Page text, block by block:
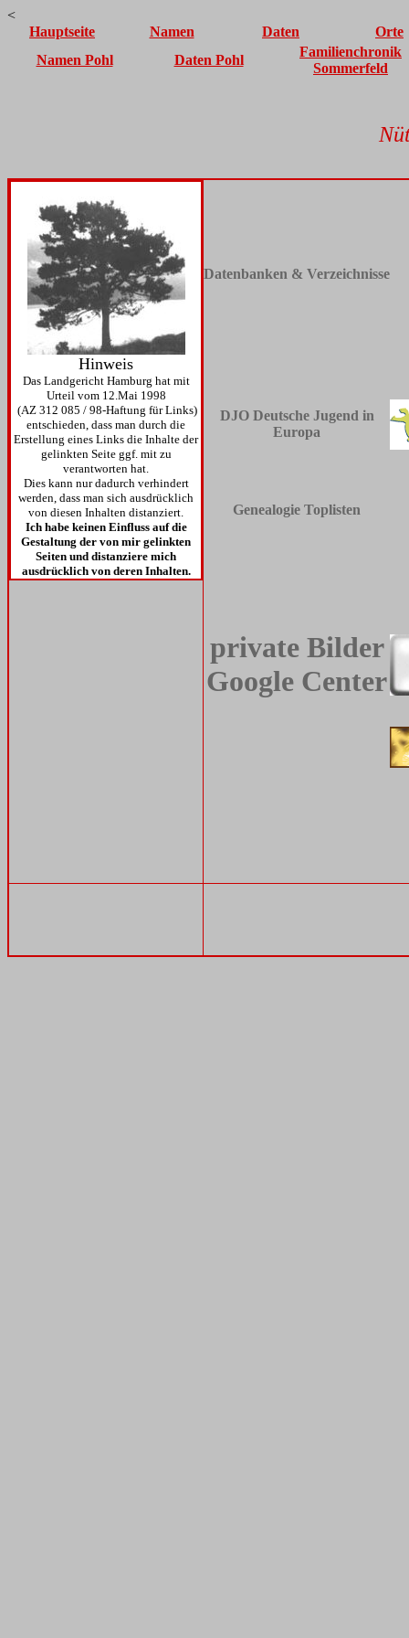
<
Hauptseite
Namen Daten
Orte
Namen Pohl
Daten Pohl
Familienchronik
Sommerfeld
Hinweis
Das Landgericht Hamburg hat mit
Urteil vom 12.Mai 1998
(AZ 312 085 / 98-Haftung für Links)
entschieden, dass man durch die
Erstellung eines Links die Inhalte der
gelinkten Seite ggf. mit zu
verantworten hat.
Dies kann nur dadurch verhindert
werden, dass man sich ausdrücklich
von diesen Inhalten distanziert.
Ich habe keinen Einfluss auf die
Gestaltung der von mir gelinkten
Seiten und distanziere mich
ausdrücklich von deren Inhalten.
Datenbanken & Verzeichnisse
DJO Deutsche Jugend in
Europa
Genealogie Toplisten
private Bilder
Google Center